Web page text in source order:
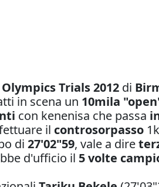
Trials 2012 di
in scena un 10mila
con kenenisa che passa
il controsorpasso
di 27'02"59, vale a dire
d'ufficio il 5 volte